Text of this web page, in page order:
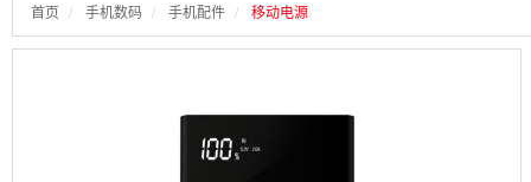
首页 手机数码 手机配件 移动电源